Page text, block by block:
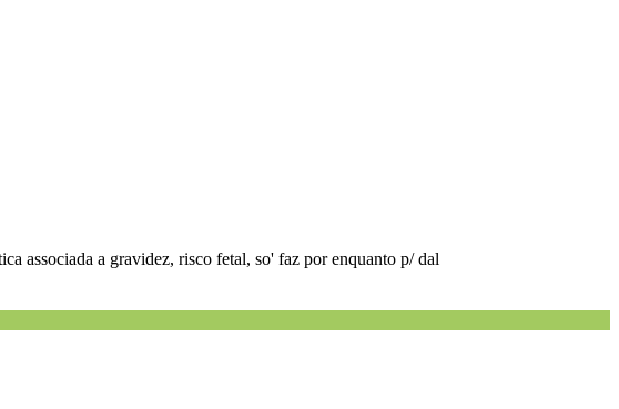
associada a gravidez, risco fetal, so' faz por enquanto p/ dal